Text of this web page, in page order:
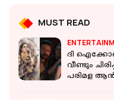
MUST READ
ദി
വീണ്ടും
പരിമള